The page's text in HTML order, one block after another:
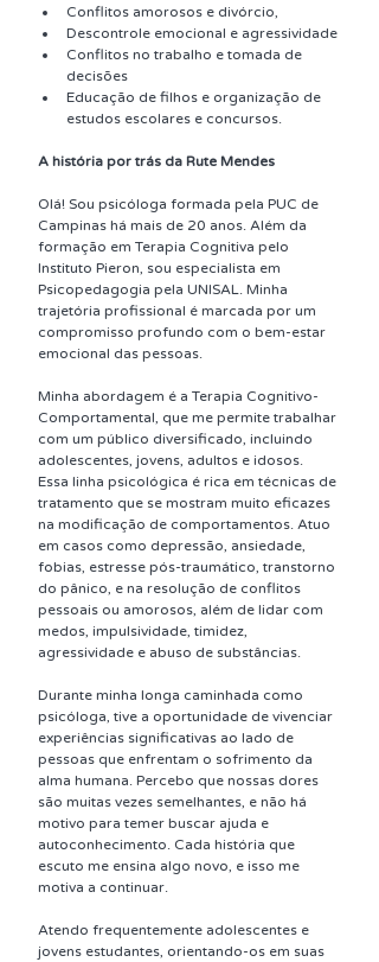
Conflitos amorosos e divórcio,
Descontrole emocional e agressividade
Conflitos no trabalho e tomada de
decisões
Educação de filhos e organização de
estudos escolares e concursos.
A história por trás da Rute Mendes
Olá! Sou psicóloga formada pela PUC de
Campinas há mais de 20 anos. Além da
formação em Terapia Cognitiva pelo
Instituto Pieron, sou especialista em
Psicopedagogia pela UNISAL. Minha
trajetória profissional é marcada por um
compromisso profundo com o bem-estar
emocional das pessoas.
Minha abordagem é a Terapia Cognitivo-
Comportamental, que me permite trabalhar
com um público diversificado, incluindo
adolescentes, jovens, adultos e idosos.
Essa linha psicológica é rica em técnicas de
tratamento que se mostram muito eficazes
na modificação de comportamentos. Atuo
em casos como depressão, ansiedade,
fobias, estresse pós-traumático, transtorno
do pânico, e na resolução de conflitos
pessoais ou amorosos, além de lidar com
medos, impulsividade, timidez,
agressividade e abuso de substâncias.​
Durante minha longa caminhada como
psicóloga, tive a oportunidade de vivenciar
experiências significativas ao lado de
pessoas que enfrentam o sofrimento da
alma humana. Percebo que nossas dores
são muitas vezes semelhantes, e não há
motivo para temer buscar ajuda e
autoconhecimento. Cada história que
escuto me ensina algo novo, e isso me
motiva a continuar.
Atendo frequentemente adolescentes e
jovens estudantes, orientando-os em suas